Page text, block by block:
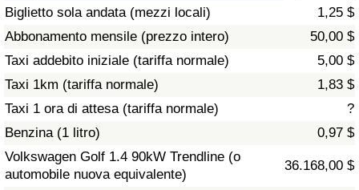
Biglietto sola andata (mezzi locali)
1,25 $
Abbonamento mensile (prezzo intero)
50,00 $
Taxi addebito iniziale (tariffa normale)
5,00 $
Taxi 1km (tariffa normale)
1,83 $
Taxi 1 ora di attesa (tariffa normale)
?
Benzina (1 litro)
0,97 $
Volkswagen Golf 1.4 90kW Trendline (o
automobile nuova equivalente)
36.168,00 $